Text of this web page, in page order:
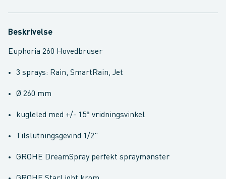
Beskrivelse
Euphoria 260 Hovedbruser
3 sprays: Rain, SmartRain, Jet
Ø 260 mm
kugleled med +/- 15° vridningsvinkel
Tilslutningsgevind 1/2"
GROHE DreamSpray perfekt spraymønster